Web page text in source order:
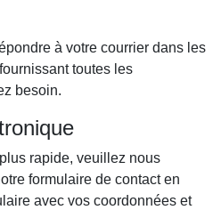
à votre courrier dans les
toutes les
besoin.
rapide, veuillez nous
formulaire de contact en
avec vos coordonnées et